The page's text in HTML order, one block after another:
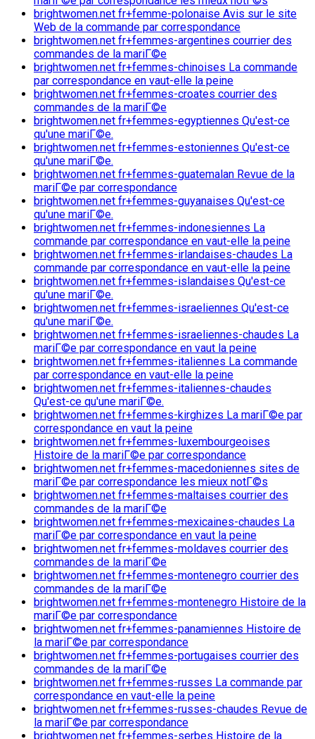
brightwomen.net fr+femme-polonaise Avis sur le site
Web de la commande par correspondance
brightwomen.net fr+femmes-argentines courrier des
commandes de la mariГ©e
brightwomen.net fr+femmes-chinoises La commande
par correspondance en vaut-elle la peine
brightwomen.net fr+femmes-croates courrier des
commandes de la mariГ©e
brightwomen.net fr+femmes-egyptiennes Qu'est-ce
qu'une mariГ©e.
brightwomen.net fr+femmes-estoniennes Qu'est-ce
qu'une mariГ©e.
brightwomen.net fr+femmes-guatemalan Revue de la
mariГ©e par correspondance
brightwomen.net fr+femmes-guyanaises Qu'est-ce
qu'une mariГ©e.
brightwomen.net fr+femmes-indonesiennes La
commande par correspondance en vaut-elle la peine
brightwomen.net fr+femmes-irlandaises-chaudes La
commande par correspondance en vaut-elle la peine
brightwomen.net fr+femmes-islandaises Qu'est-ce
qu'une mariГ©e.
brightwomen.net fr+femmes-israeliennes Qu'est-ce
qu'une mariГ©e.
brightwomen.net fr+femmes-israeliennes-chaudes La
mariГ©e par correspondance en vaut la peine
brightwomen.net fr+femmes-italiennes La commande
par correspondance en vaut-elle la peine
brightwomen.net fr+femmes-italiennes-chaudes
Qu'est-ce qu'une mariГ©e.
brightwomen.net fr+femmes-kirghizes La mariГ©e par
correspondance en vaut la peine
brightwomen.net fr+femmes-luxembourgeoises
Histoire de la mariГ©e par correspondance
brightwomen.net fr+femmes-macedoniennes sites de
mariГ©e par correspondance les mieux notГ©s
brightwomen.net fr+femmes-maltaises courrier des
commandes de la mariГ©e
brightwomen.net fr+femmes-mexicaines-chaudes La
mariГ©e par correspondance en vaut la peine
brightwomen.net fr+femmes-moldaves courrier des
commandes de la mariГ©e
brightwomen.net fr+femmes-montenegro courrier des
commandes de la mariГ©e
brightwomen.net fr+femmes-montenegro Histoire de la
mariГ©e par correspondance
brightwomen.net fr+femmes-panamiennes Histoire de
la mariГ©e par correspondance
brightwomen.net fr+femmes-portugaises courrier des
commandes de la mariГ©e
brightwomen.net fr+femmes-russes La commande par
correspondance en vaut-elle la peine
brightwomen.net fr+femmes-russes-chaudes Revue de
la mariГ©e par correspondance
brightwomen.net fr+femmes-serbes Histoire de la